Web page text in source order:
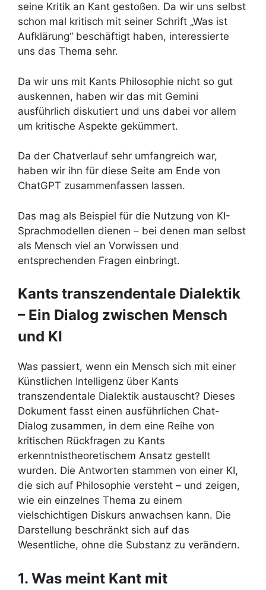
seine Kritik an Kant gestoßen. Da wir uns selbst
schon mal kritisch mit seiner Schrift „Was ist
Aufklärung“ beschäftigt haben, interessierte
uns das Thema sehr.
Da wir uns mit Kants Philosophie nicht so gut
auskennen, haben wir das mit Gemini
ausführlich diskutiert und uns dabei vor allem
um kritische Aspekte gekümmert.
Da der Chatverlauf sehr umfangreich war,
haben wir ihn für diese Seite am Ende von
ChatGPT zusammenfassen lassen.
Das mag als Beispiel für die Nutzung von KI-
Sprachmodellen dienen – bei denen man selbst
als Mensch viel an Vorwissen und
entsprechenden Fragen einbringt.
Kants transzendentale Dialektik
– Ein Dialog zwischen Mensch
und KI
Was passiert, wenn ein Mensch sich mit einer
Künstlichen Intelligenz über Kants
transzendentale Dialektik austauscht? Dieses
Dokument fasst einen ausführlichen Chat-
Dialog zusammen, in dem eine Reihe von
kritischen Rückfragen zu Kants
erkenntnistheoretischem Ansatz gestellt
wurden. Die Antworten stammen von einer KI,
die sich auf Philosophie versteht – und zeigen,
wie ein einzelnes Thema zu einem
vielschichtigen Diskurs anwachsen kann. Die
Darstellung beschränkt sich auf das
Wesentliche, ohne die Substanz zu verändern.
1. Was meint Kant mit